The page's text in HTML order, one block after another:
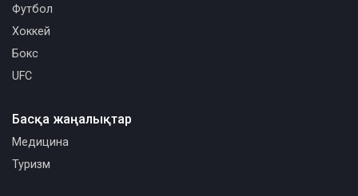
Футбол
Хоккей
Бокс
UFC
Басқа жаңалықтар
Медицина
Туризм